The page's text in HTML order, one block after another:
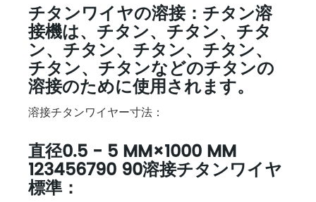
チタンワイヤの溶接：チタン溶
接機は、チタン、チタン、チタ
ン、チタン、チタン、チタン、
チタン、チタンなどのチタンの
溶接のために使用されます。
溶接チタンワイヤー寸法：
直径0.5 - 5 MM×1000 MM
123456790 90溶接チタンワイヤ
標準：